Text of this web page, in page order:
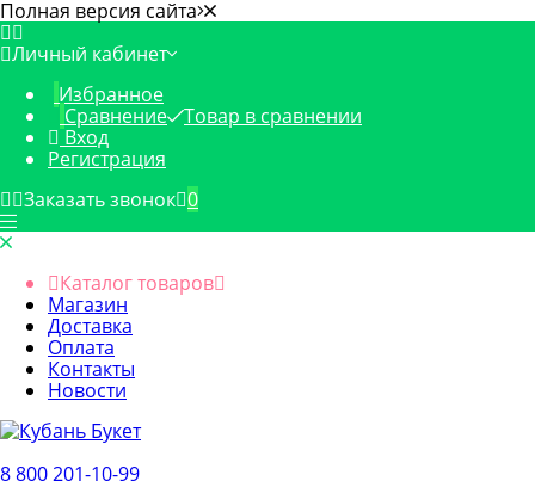
Полная версия сайта
Личный кабинет
Избранное
Сравнение
Товар в сравнении
Вход
Регистрация
Заказать звонок 0
Каталог товаров
Магазин
Доставка
Оплата
Контакты
Новости
8 800 201-10-99